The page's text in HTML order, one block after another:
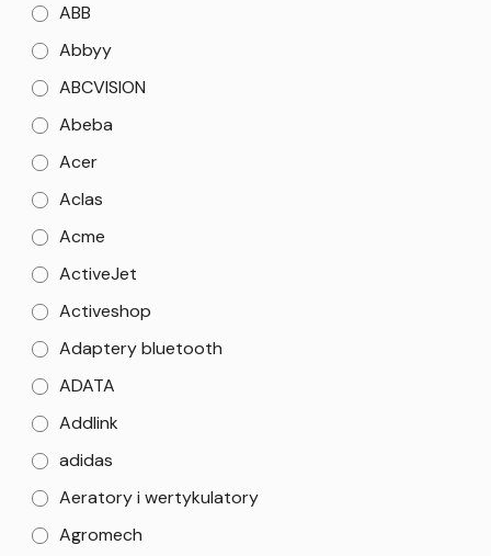
ABB
Abbyy
ABCVISION
Abeba
Acer
Aclas
Acme
ActiveJet
Activeshop
Adaptery bluetooth
ADATA
Addlink
adidas
Aeratory i wertykulatory
Agromech